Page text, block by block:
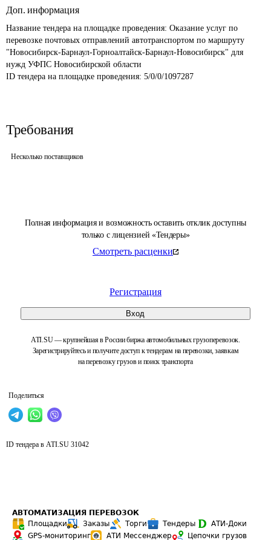
Полная информация и возможность оставить отклик доступны
только с лицензией «Тендеры»
Смотреть расценки
Регистрация
Вход
ATI.SU — крупнейшая в России биржа автомобильных грузоперевозок.
Зарегистрируйтесь и получите доступ к тендерам на перевозки, заявкам
на перевозку грузов и поиск транспорта
Поделиться
Доп. информация
Название тендера на площадке проведения: Оказание услуг по
перевозке почтовых отправлений автотранспортом по маршруту
"Новосибирск-Барнаул-Горноалтайск-Барнаул-Новосибирск" для
нужд УФПС Новосибирской области
ID тендера на площадке проведения: 5/0/0/1097287
Требования
Несколько поставщиков
ID тендера в ATI.SU 31042
АВТОМАТИЗАЦИЯ ПЕРЕВОЗОК
Площадки
Заказы Торги Тендеры
АТИ-Доки
GPS-мониторинг
АТИ Мессенджер
Цепочки грузов